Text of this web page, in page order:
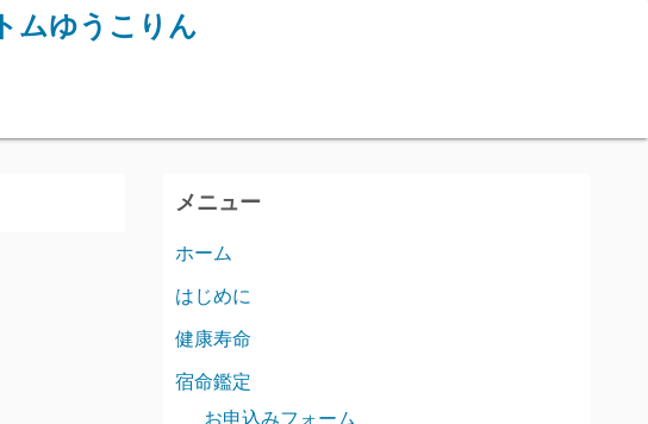
ムゆうこりん
メニュー
ホーム
はじめに
健康寿命
宿命鑑定
お申込みフォーム